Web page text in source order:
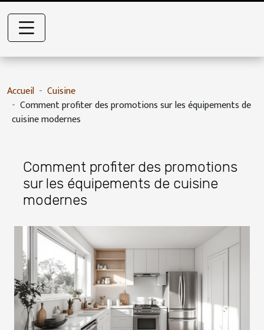
Accueil
Cuisine
Comment profiter des promotions sur les équipements de
cuisine modernes
Comment profiter des promotions
sur les équipements de cuisine
modernes